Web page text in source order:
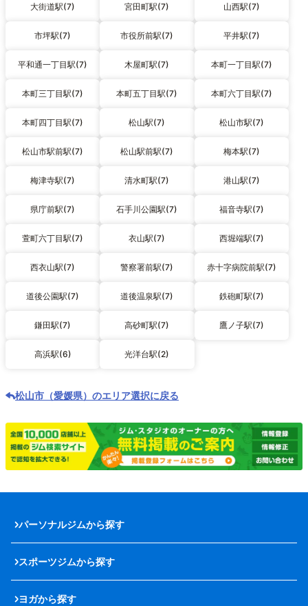
大街道駅(7) 宮田町駅(7) 山西駅(7)
市坪駅(7) 市役所前駅(7) 平井駅(7)
平和通一丁目駅(7) 木屋町駅(7) 本町一丁目駅(7)
本町三丁目駅(7) 本町五丁目駅(7) 本町六丁目駅(7)
本町四丁目駅(7) 松山駅(7) 松山市駅(7)
松山市駅前駅(7) 松山駅前駅(7) 梅本駅(7)
梅津寺駅(7) 清水町駅(7) 港山駅(7)
県庁前駅(7) 石手川公園駅(7) 福音寺駅(7)
萱町六丁目駅(7) 衣山駅(7) 西堀端駅(7)
西衣山駅(7) 警察署前駅(7) 赤十字病院前駅(7)
道後公園駅(7) 道後温泉駅(7) 鉄砲町駅(7)
鎌田駅(7) 高砂町駅(7) 鷹ノ子駅(7)
高浜駅(6) 光洋台駅(2)
松山市（愛媛県）のエリア選択に戻る
パーソナルジムから探す
スポーツジムから探す
ヨガから探す